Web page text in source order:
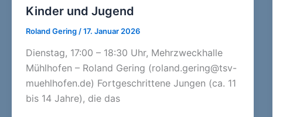
Kinder und Jugend
Roland Gering /17. Januar 2026
Dienstag, 17:00 – 18:30 Uhr, Mehrzweckhalle
Mühlhofen – Roland Gering (roland.gering@tsv-
muehlhofen.de) Fortgeschrittene Jungen (ca. 11
bis 14 Jahre), die das